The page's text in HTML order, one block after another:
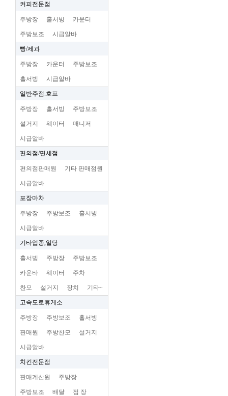
커피전문점
주방장 홀서빙 카운터
주방보조 시급알바
빵/제과
주방장 카운터 주방보조
홀서빙 시급알바
일반주점.호프
주방장 홀서빙 주방보조
설거지 웨이터 매니저
시급알바
편의점/면세점
편의점판매원 기타 판매점원
시급알바
포장마차
주방장 주방보조 홀서빙
시급알바
기타업종,일당
홀서빙 주방장 주방보조
카운타 웨이터 주차
찬모 설거지 장치 기타~
고속도로휴게소
주방장 주방보조 홀서빙
판매원 주방찬모 설거지
시급알바
치킨전문점
판매계산원 주방장
주방보조 배달 점 장